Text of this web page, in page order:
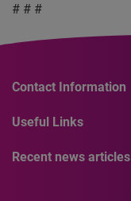
# # #
Contact Information
Useful Links
Recent news articles